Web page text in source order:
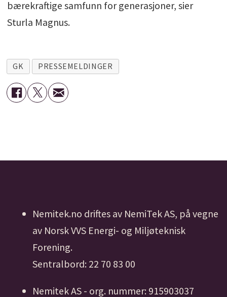
bærekraftige samfunn for generasjoner, sier
Sturla Magnus.
GK PRESSEMELDINGER
Nemitek.no driftes av NemiTek AS, på vegne
av Norsk VVS Energi- og Miljøteknisk
Forening.
Sentralbord: 22 70 83 00
Nemitek AS - org. nummer: 915903037